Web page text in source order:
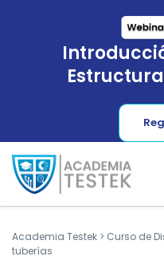
Academia Testek > Curso de
tuberías